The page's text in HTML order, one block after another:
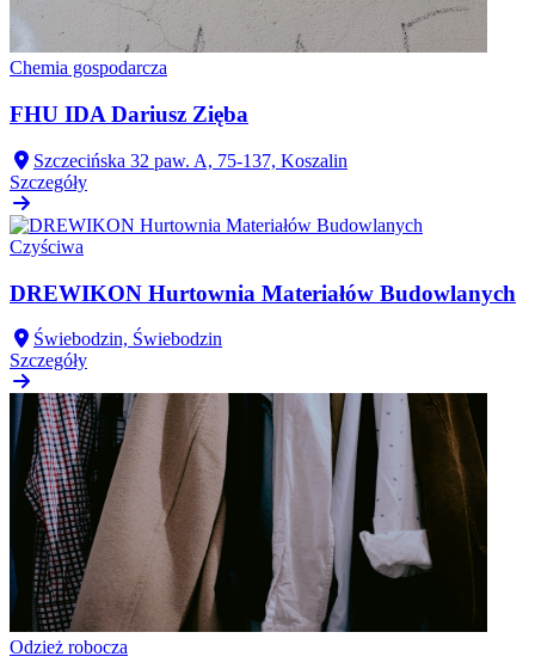
Chemia gospodarcza
FHU IDA Dariusz Zięba
Szczecińska 32 paw. A, 75-137, Koszalin
Szczegóły
Czyściwa
DREWIKON Hurtownia Materiałów Budowlanych
Świebodzin, Świebodzin
Szczegóły
Odzież robocza